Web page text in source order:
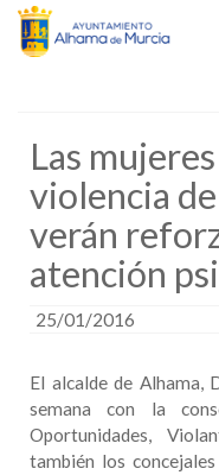
Las
violencia
verán
atención
25/01/2016
El alcalde de Alhama,
semana con la
Oportunidades,
también los